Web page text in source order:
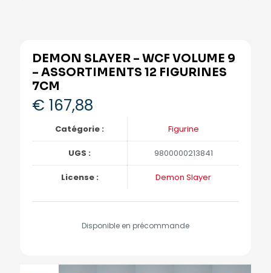
DEMON SLAYER – WCF VOLUME 9
– ASSORTIMENTS 12 FIGURINES
7CM
€ 167,88
Catégorie : Figurine
UGS : 9800000213841
License : Demon Slayer
Disponible en précommande